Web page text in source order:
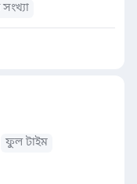
ফুল টাইম